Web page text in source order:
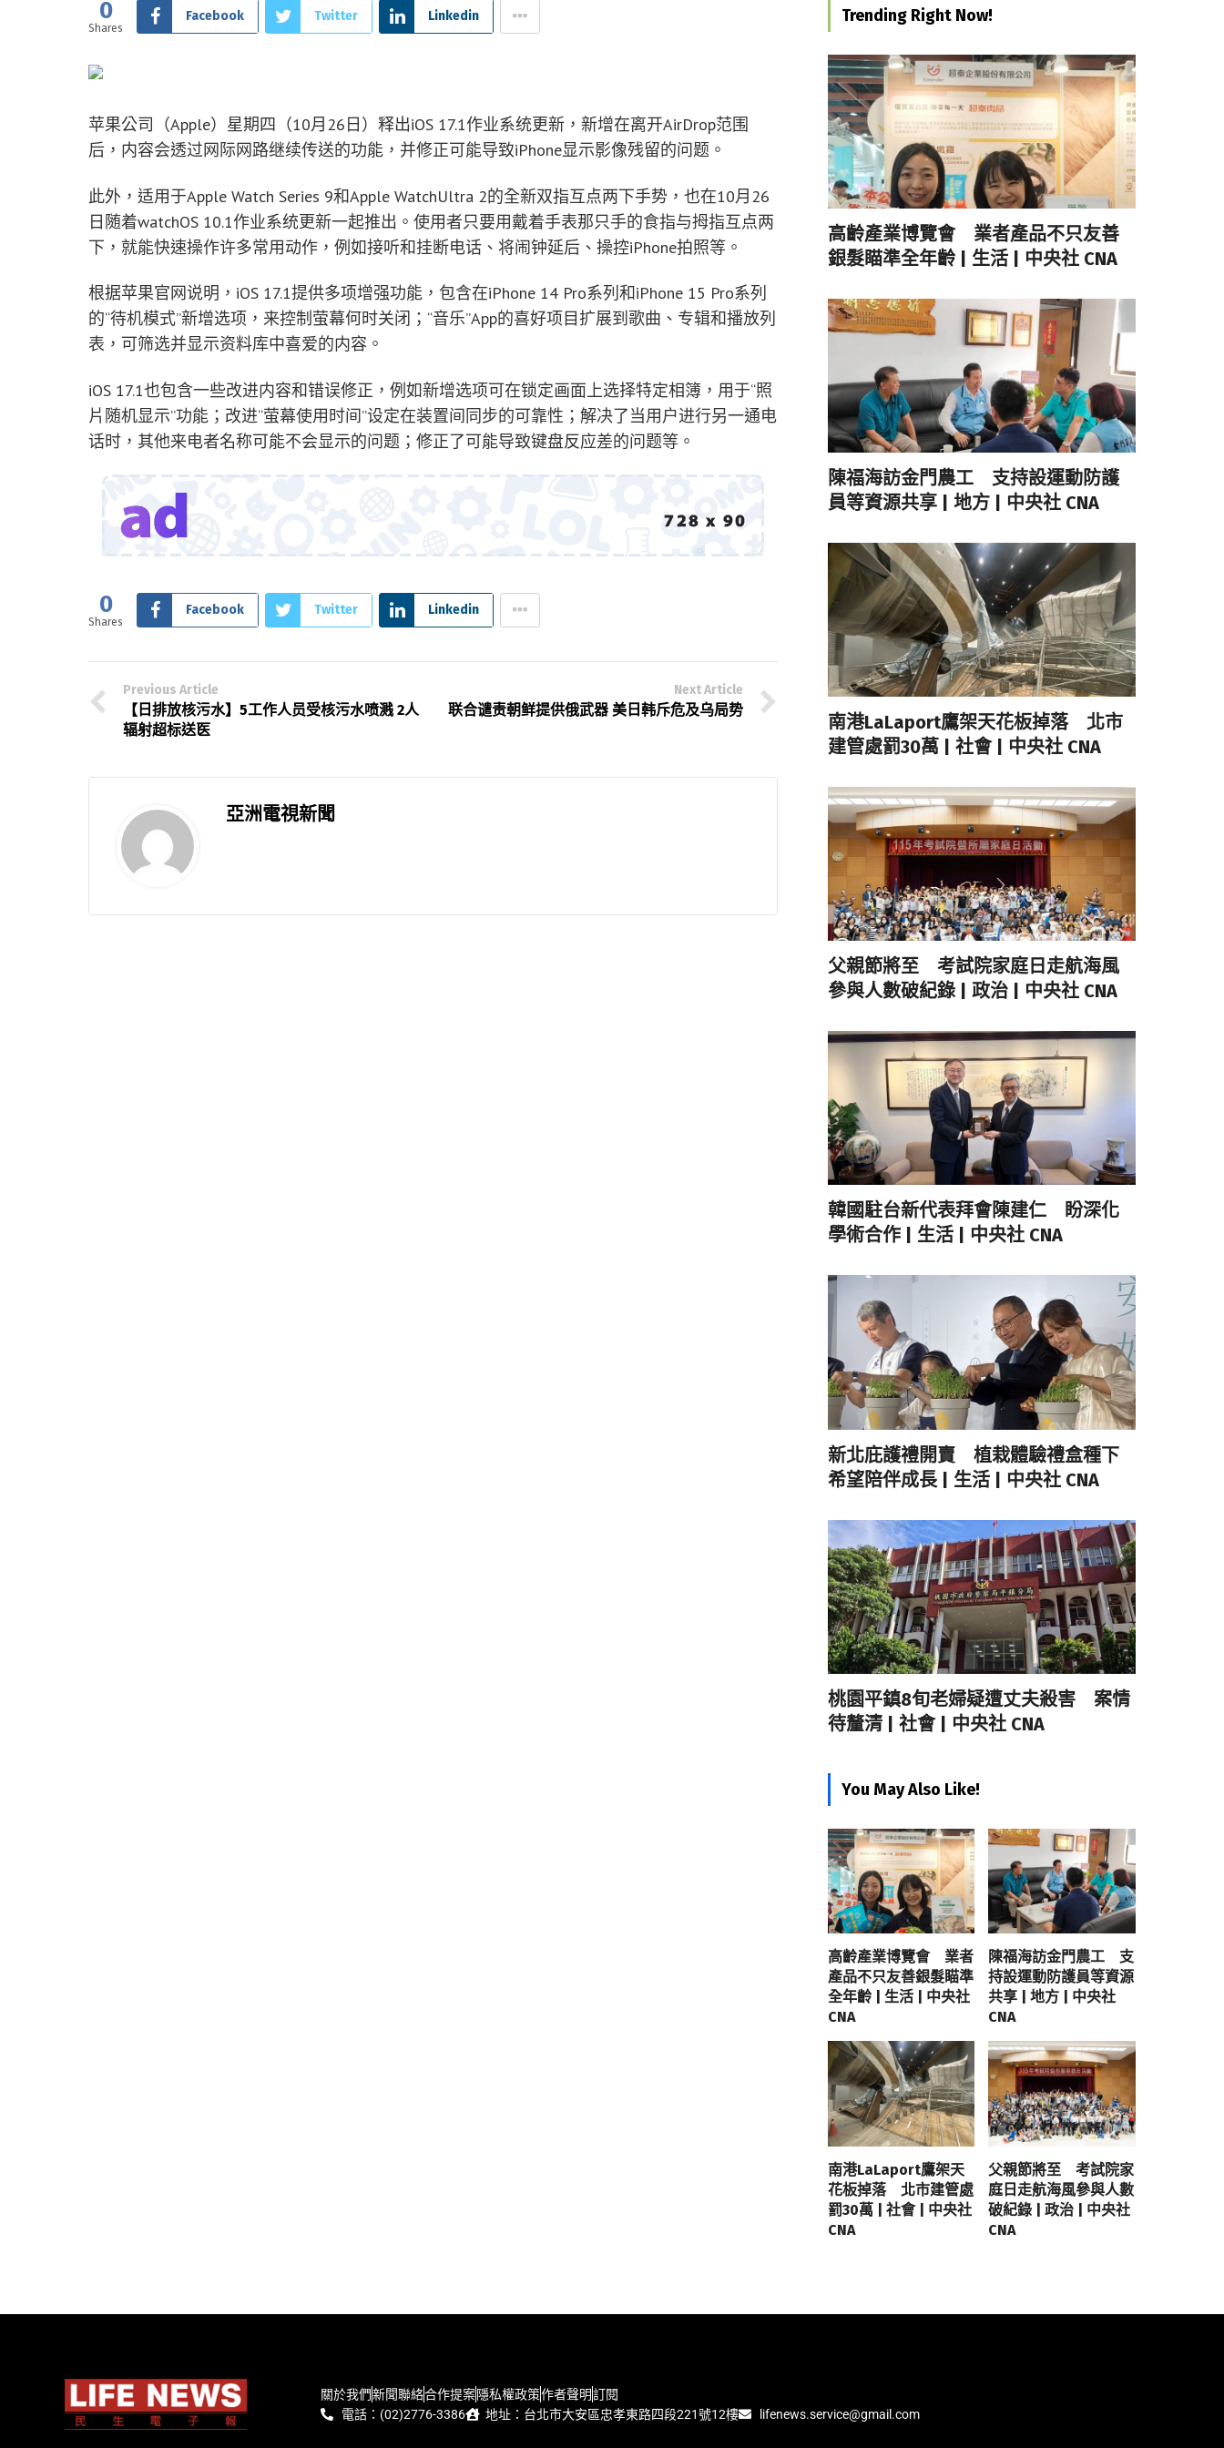
0
Shares
Facebook Twitter Linkedin
苹果公司（Apple）星期四（10月26日）释出iOS 17.1作业系统更新，新增在离开AirDrop范围
后，内容会透过网际网路继续传送的功能，并修正可能导致iPhone显示影像残留的问题。
此外，适用于Apple Watch Series 9和Apple WatchUltra 2的全新双指互点两下手势，也在10月26
日随着watchOS 10.1作业系统更新一起推出。使用者只要用戴着手表那只手的食指与拇指互点两
下，就能快速操作许多常用动作，例如接听和挂断电话、将闹钟延后、操控iPhone拍照等。
根据苹果官网说明，iOS 17.1提供多项增强功能，包含在iPhone 14 Pro系列和iPhone 15 Pro系列
的“待机模式”新增选项，来控制萤幕何时关闭；“音乐”App的喜好项目扩展到歌曲、专辑和播放列
表，可筛选并显示资料库中喜爱的内容。
iOS 17.1也包含一些改进内容和错误修正，例如新增选项可在锁定画面上选择特定相簿，用于“照
片随机显示”功能；改进“萤幕使用时间”设定在装置间同步的可靠性；解决了当用户进行另一通电
话时，其他来电者名称可能不会显示的问题；修正了可能导致键盘反应差的问题等。
0
Shares
Facebook Twitter Linkedin
Previous Article
【日排放核污水】5工作人员受核污水喷溅 2人
辐射超标送医
Next Article
联合谴责朝鲜提供俄武器 美日韩斥危及乌局势
亞洲電視新聞
Trending Right Now!
高齡產業博覽會 業者產品不只友善
銀髮瞄準全年齡 | 生活 | 中央社 CNA
陳福海訪金門農工 支持設運動防護
員等資源共享 | 地方 | 中央社 CNA
南港LaLaport鷹架天花板掉落 北市
建管處罰30萬 | 社會 | 中央社 CNA
父親節將至 考試院家庭日走航海風
參與人數破紀錄 | 政治 | 中央社 CNA
韓國駐台新代表拜會陳建仁 盼深化
學術合作 | 生活 | 中央社 CNA
新北庇護禮開賣 植栽體驗禮盒種下
希望陪伴成長 | 生活 | 中央社 CNA
桃園平鎮8旬老婦疑遭丈夫殺害 案情
待釐清 | 社會 | 中央社 CNA
You May Also Like!
高齡產業博覽會 業者
產品不只友善銀髮瞄準
全年齡 | 生活 | 中央社
CNA
陳福海訪金門農工 支
持設運動防護員等資源
共享 | 地方 | 中央社
CNA
南港LaLaport鷹架天
花板掉落 北市建管處
罰30萬 | 社會 | 中央社
CNA
父親節將至 考試院家
庭日走航海風參與人數
破紀錄 | 政治 | 中央社
CNA
關於我們新聞聯絡合作提案隱私權政策作者聲明訂閱
電話：(02)2776-3386
地址：台北市大安區忠孝東路四段221號12樓 lifenews.service@gmail.com